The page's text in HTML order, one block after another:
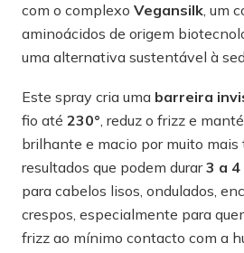
com o complexo Vegansilk, um
aminoácidos de origem
uma alternativa sustentável à
Este spray cria uma barreira
fio até 230°, reduz o frizz e
brilhante e macio por muito
resultados que podem durar3 a
para cabelos lisos, ondulados,
crespos, especialmente para
frizz ao mínimo contacto com a